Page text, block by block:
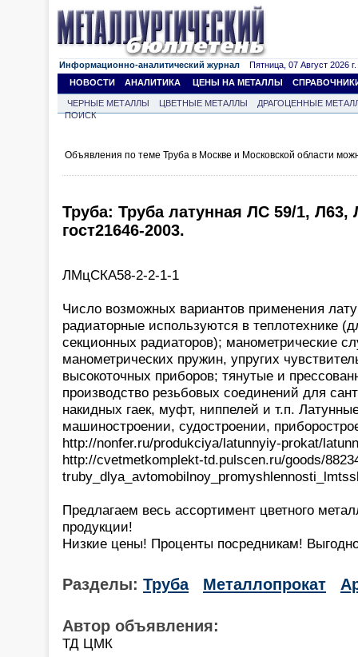
Информационно-аналитический журнал Пятница, 07 Август 2026 г.
НОВОСТИ
АНАЛИТИКА ЦЕНЫ НА МЕТАЛЛЫ
ЧЕРНЫЕ МЕТАЛЛЫ ЦВЕТНЫЕ МЕТАЛЛЫ
ДРАГОЦЕННЫЕ
ПОИСК
Объявления по теме Труба в Москве и Московской области
Труба: Труба латунная ЛС 59/1, Л63,
гост21646-2003.
ЛМцСКА58-2-2-1-1
Число возможных вариантов применения
радиаторные используются в теплотехнике
секционных радиаторов); манометрические
манометрических пружин, упругих
высокоточных приборов; тянутые и
производство резьбовых соединений для
накидных гаек, муфт, ниппелей и т.п.
машиностроении, судостроении,
http://nonfer.ru/produkciya/latunnyiy-prokat/
http://cvetmetkomplekt-td.pulscen.ru/goods/
Предлагаем весь ассортимент цветного
продукции!
Низкие цены! Проценты посредникам!
Разделы: Труба Металлопрокат
Автор объявления:
ТД ЦМК